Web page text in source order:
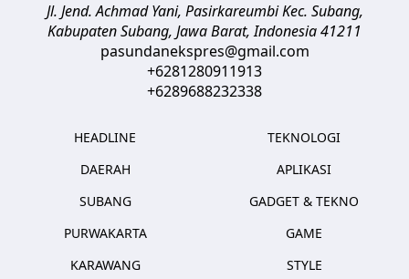
Jl. Jend. Achmad Yani, Pasirkareumbi Kec. Subang,
Kabupaten Subang, Jawa Barat,Indonesia41211
pasundanekspres@gmail.com
+6281280911913
+6289688232338
HEADLINE
DAERAH
SUBANG
PURWAKARTA
KARAWANG
TEKNOLOGI
APLIKASI
GADGET & TEKNO
GAME
STYLE